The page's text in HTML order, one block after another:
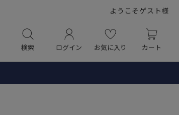
ようこそゲスト様
検索 ログイン お気に入り カート